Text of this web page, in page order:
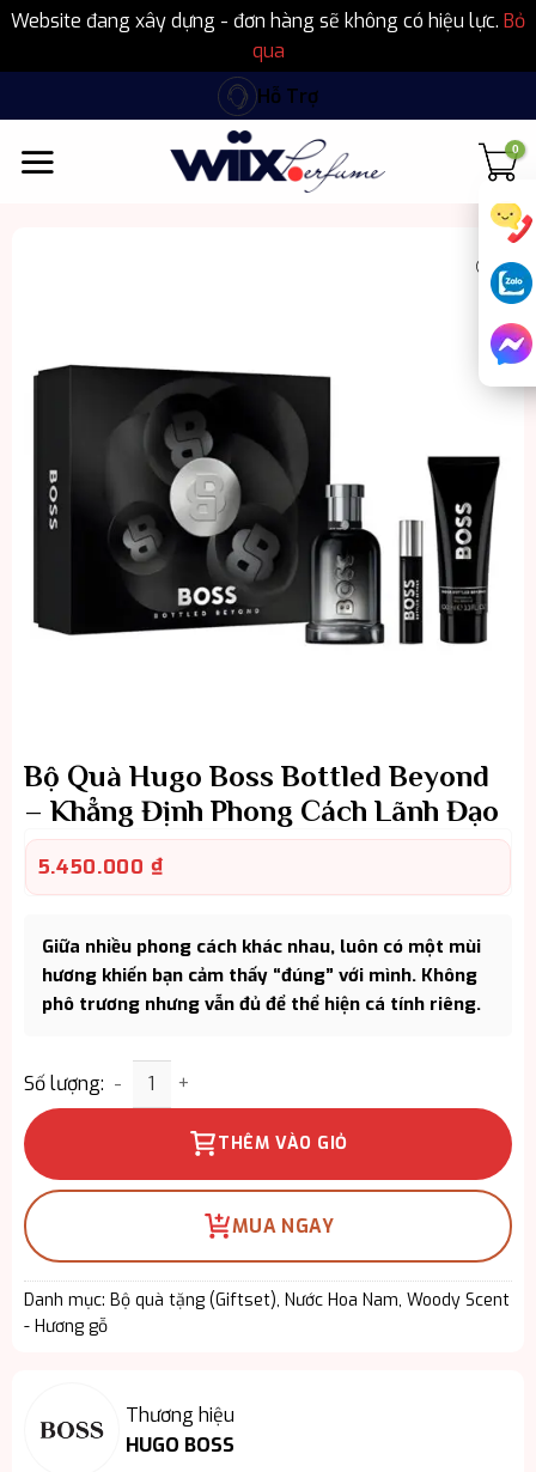
Website đang xây dựng - đơn hàng sẽ không có hiệu lực. Bỏ
qua
qua
nội
dung
Hỗ Trợ
Bộ Quà Hugo Boss Bottled Beyond
– Khẳng Định Phong Cách Lãnh Đạo
5.450.000 ₫
Giữa nhiều phong cách khác nhau, luôn có một mùi
hương khiến bạn cảm thấy “đúng” với mình. Không
phô trương nhưng vẫn đủ để thể hiện cá tính riêng.
Số lượng: Bộ Quà Hugo Boss Bottled Beyond – Khẳng Định
THÊM VÀO GIỎ
MUA NGAY
Danh mục: Bộ quà tặng (Giftset), Nước Hoa Nam, Woody Scent
- Hương gỗ
Thương hiệu
HUGO BOSS